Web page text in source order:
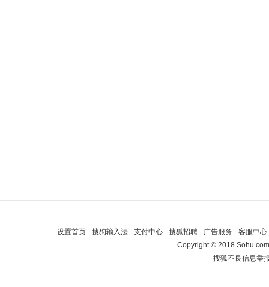
设置首页 - 搜狗输入法 - 支付中心 - 搜狐招聘 - 广告服务 - 客服中心
Copyright©2018
搜狐不良信息举